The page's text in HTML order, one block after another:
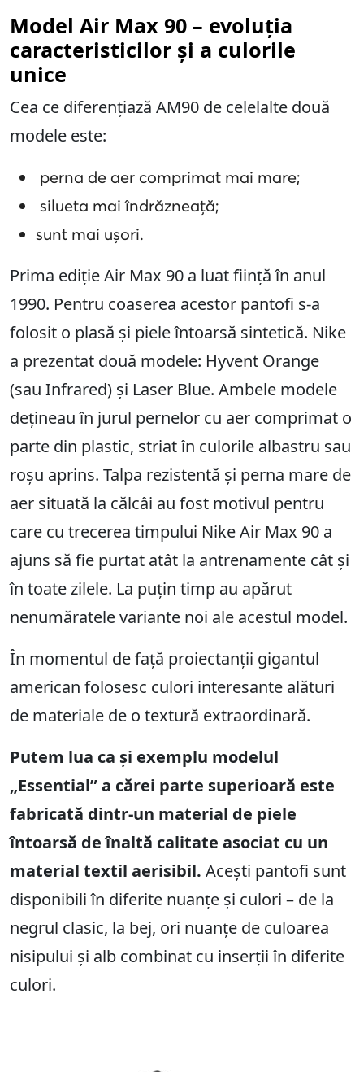
Model Air Max 90 – evoluția
caracteristicilor și a culorile
unice
Cea ce diferențiază AM90 de celelalte două
modele este:
perna de aer comprimat mai mare;
silueta mai îndrăzneață;
sunt mai ușori.
Prima ediție Air Max 90 a luat ființă în anul
1990. Pentru coaserea acestor pantofi s-a
folosit o plasă și piele întoarsă sintetică. Nike
a prezentat două modele: Hyvent Orange
(sau Infrared) și Laser Blue. Ambele modele
dețineau în jurul pernelor cu aer comprimat o
parte din plastic, striat în culorile albastru sau
roșu aprins. Talpa rezistentă și perna mare de
aer situată la călcâi au fost motivul pentru
care cu trecerea timpului Nike Air Max 90 a
ajuns să fie purtat atât la antrenamente cât și
în toate zilele. La puțin timp au apărut
nenumăratele variante noi ale acestul model.
În momentul de față proiectanții gigantul
american folosesc culori interesante alături
de materiale de o textură extraordinară.
Putem lua ca și exemplu modelul
„Essential” a cărei parte superioară este
fabricată dintr-un material de piele
întoarsă de înaltă calitate asociat cu un
material textil aerisibil. Acești pantofi sunt
disponibili în diferite nuanțe și culori – de la
negrul clasic, la bej, ori nuanțe de culoarea
nisipului și alb combinat cu inserții în diferite
culori.